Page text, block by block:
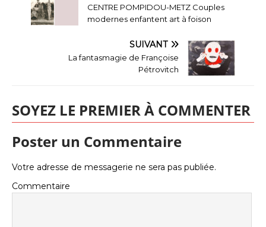
CENTRE POMPIDOU-METZ Couples
modernes enfantent art à foison
SUIVANT
La fantasmagie de Françoise
Pétrovitch
SOYEZ LE PREMIER À COMMENTER
Poster un Commentaire
Votre adresse de messagerie ne sera pas publiée.
Commentaire